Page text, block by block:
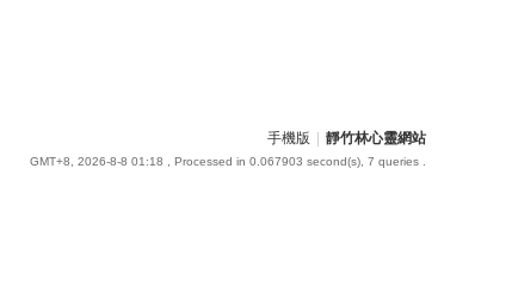
手機版 靜竹林心靈網站
GMT+8, 2026-8-8 01:18 , Processed in 0.067903 second(s), 7 queries .